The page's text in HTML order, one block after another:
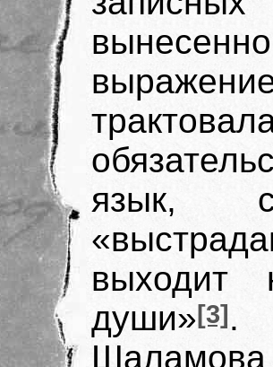
язык,
выходит
души»[3].